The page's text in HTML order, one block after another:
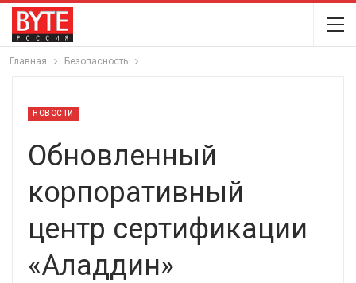
Главная Безопасность
НОВОСТИ
Обновленный
корпоративный
центр сертификации
«Аладдин»